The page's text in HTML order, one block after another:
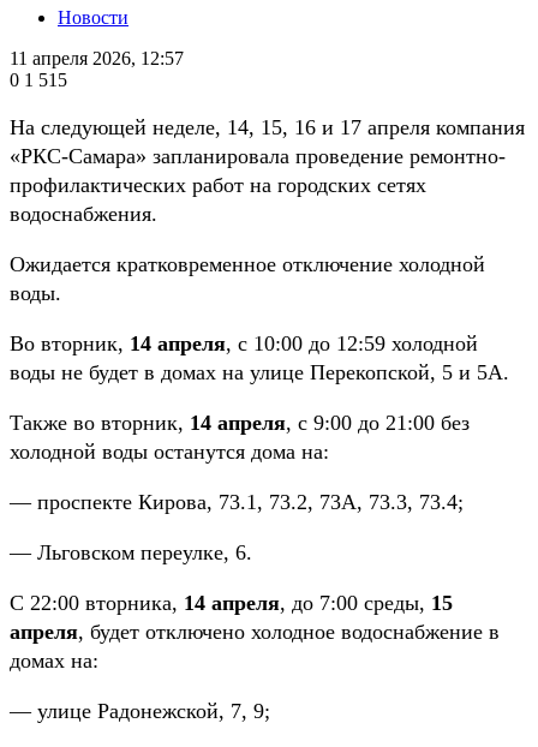
Новости
11 апреля 2026, 12:57
0 1 515
На следующей неделе, 14, 15, 16 и 17 апреля компания
«РКС-Самара» запланировала проведение ремонтно-
профилактических работ на городских сетях
водоснабжения.
Ожидается кратковременное отключение холодной
воды.
Во вторник, 14 апреля, с 10:00 до 12:59 холодной
воды не будет в домах на улице Перекопской, 5 и 5А.
Также во вторник, 14 апреля, с 9:00 до 21:00 без
холодной воды останутся дома на:
— проспекте Кирова, 73.1, 73.2, 73А, 73.3, 73.4;
— Льговском переулке, 6.
С 22:00 вторника, 14 апреля, до 7:00 среды, 15
апреля, будет отключено холодное водоснабжение в
домах на:
— улице Радонежской, 7, 9;